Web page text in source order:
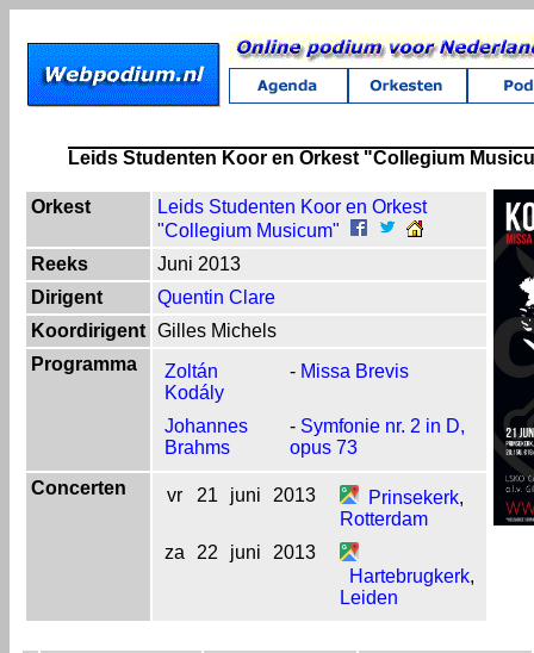
Leids Studenten Koor en Orkest "Collegium
Orkest
Leids Studenten Koor en Orkest
"Collegium Musicum"
Reeks
Juni 2013
Dirigent
Quentin Clare
Koordirigent Gilles Michels
Programma
Zoltán
Kodály
- Missa Brevis
Johannes
Brahms
- Symfonie nr. 2 in D,
opus 73
Concerten
vr 21 juni 2013 Prinsekerk,
Rotterdam
za
22 juni
2013
Hartebrugkerk,
Leiden